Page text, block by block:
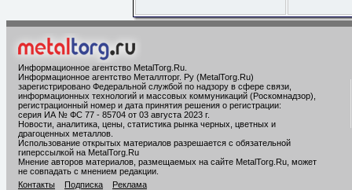
Информационное агентство MetalTorg.Ru
Информационное агентство Металлторг. Ру (MetalTorg.Ru)
зарегистрировано Федеральной службой по надзору в сфере связи,
информационных технологий и массовых коммуникаций (Роскомнадзор),
регистрационный номер и дата принятия решения о регистрации:
серия ИА № ФС 77 - 85704 от 03 августа 2023 г.
Новости, аналитика, цены, статистика рынка черных, цветных и
драгоценных металлов.
Использование открытых материалов разрешается с обязательной
гиперссылкой на MetalTorg.Ru
Мнение авторов материалов, размещаемых на сайте MetalTorg.Ru, может
не совпадать с мнением редакции.
Контакты
Подписка Реклама